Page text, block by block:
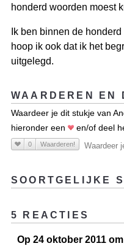
honderd woorden moest
Ik ben binnen de
hoop ik ook dat ik het
uitgelegd.
WAARDEREN EN
Waardeer je dit stukje van
hieronder een
en/of deel
0 Waarderen! Waardeer
SOORTGELIJKE
5 REACTIES
Op 24 oktober 2011